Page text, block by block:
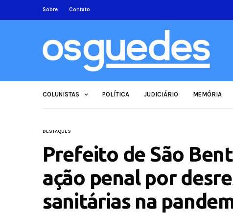
Sobre Contato
COLUNISTAS POLÍTICA JUDICIÁRIO MEMÓRIA
DESTAQUES
Prefeito de São
ação penal por
sanitárias na